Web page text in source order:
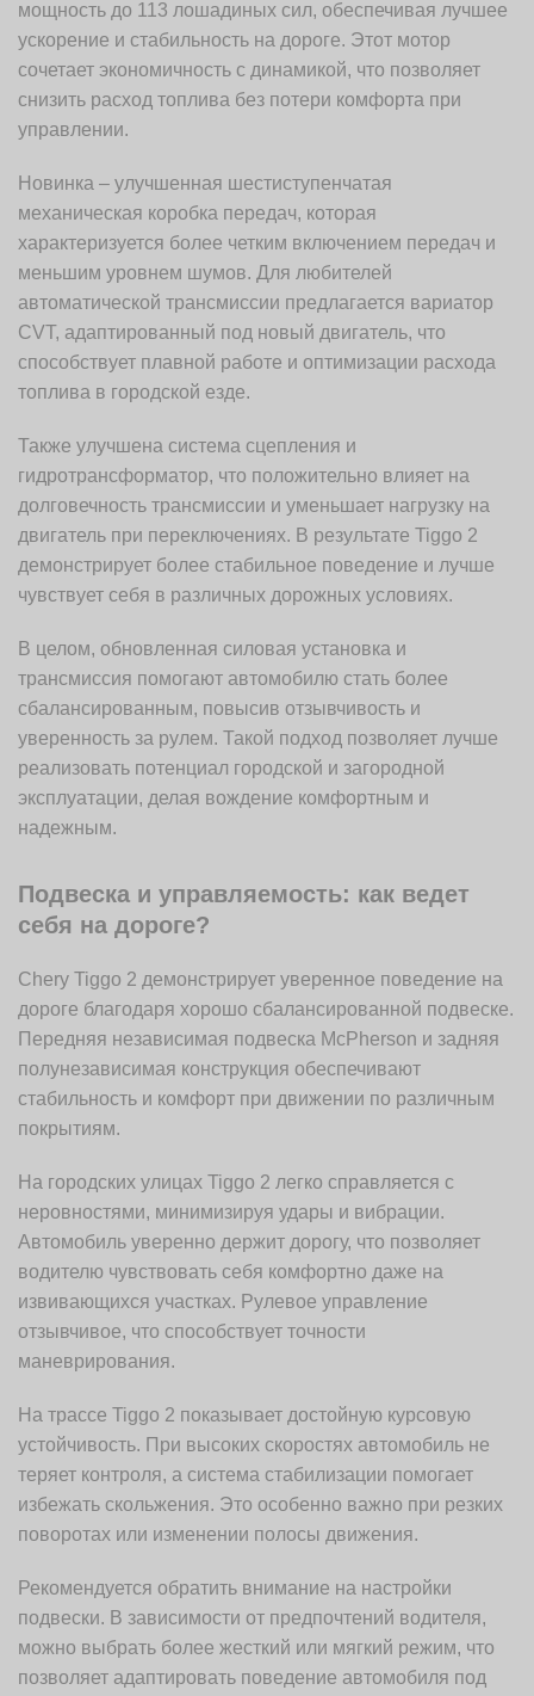
мощность до 113 лошадиных сил, обеспечивая лучшее
ускорение и стабильность на дороге. Этот мотор
сочетает экономичность с динамикой, что позволяет
снизить расход топлива без потери комфорта при
управлении.
Новинка – улучшенная шестиступенчатая
механическая коробка передач, которая
характеризуется более четким включением передач и
меньшим уровнем шумов. Для любителей
автоматической трансмиссии предлагается вариатор
CVT, адаптированный под новый двигатель, что
способствует плавной работе и оптимизации расхода
топлива в городской езде.
Также улучшена система сцепления и
гидротрансформатор, что положительно влияет на
долговечность трансмиссии и уменьшает нагрузку на
двигатель при переключениях. В результате Tiggo 2
демонстрирует более стабильное поведение и лучше
чувствует себя в различных дорожных условиях.
В целом, обновленная силовая установка и
трансмиссия помогают автомобилю стать более
сбалансированным, повысив отзывчивость и
уверенность за рулем. Такой подход позволяет лучше
реализовать потенциал городской и загородной
эксплуатации, делая вождение комфортным и
надежным.
Подвеска и управляемость: как ведет
себя на дороге?
Chery Tiggo 2 демонстрирует уверенное поведение на
дороге благодаря хорошо сбалансированной подвеске.
Передняя независимая подвеска McPherson и задняя
полунезависимая конструкция обеспечивают
стабильность и комфорт при движении по различным
покрытиям.
На городских улицах Tiggo 2 легко справляется с
неровностями, минимизируя удары и вибрации.
Автомобиль уверенно держит дорогу, что позволяет
водителю чувствовать себя комфортно даже на
извивающихся участках. Рулевое управление
отзывчивое, что способствует точности
маневрирования.
На трассе Tiggo 2 показывает достойную курсовую
устойчивость. При высоких скоростях автомобиль не
теряет контроля, а система стабилизации помогает
избежать скольжения. Это особенно важно при резких
поворотах или изменении полосы движения.
Рекомендуется обратить внимание на настройки
подвески. В зависимости от предпочтений водителя,
можно выбрать более жесткий или мягкий режим, что
позволяет адаптировать поведение автомобиля под